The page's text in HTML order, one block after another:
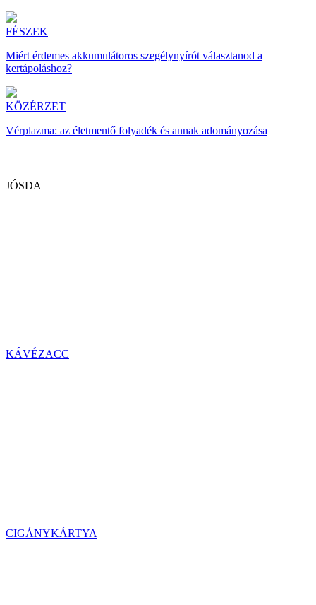
FÉSZEK
Miért érdemes akkumulátoros szegélynyírót választanod a
kertápoláshoz?
KÖZÉRZET
Vérplazma: az életmentő folyadék és annak adományozása
JÓSDA
KÁVÉZACC
CIGÁNYKÁRTYA